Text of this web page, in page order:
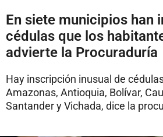
En siete municipios han
cédulas que los
advierte la Procuraduría
Hay inscripción inusual de
Amazonas, Antioquia, Bolívar,
Santander y Vichada, dice la